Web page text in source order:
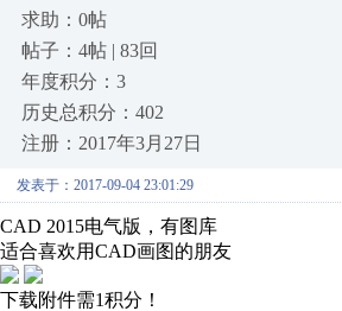
求助：0帖
帖子：4帖 | 83回
年度积分：3
历史总积分：402
注册：2017年3月27日
发表于：2017-09-04 23:01:29
CAD 2015电气版，有图库
适合喜欢用CAD画图的朋友
下载附件需1积分！